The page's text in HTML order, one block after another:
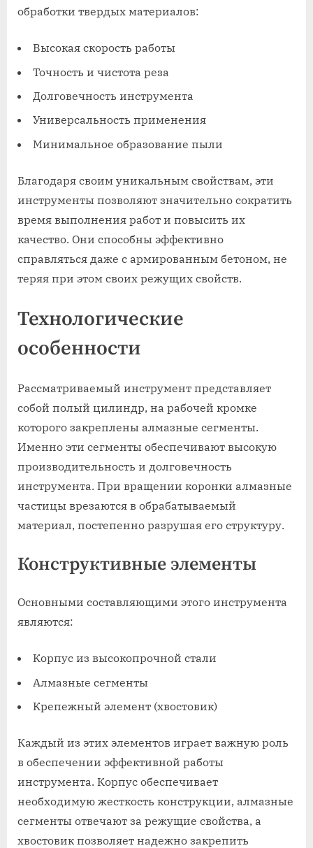
обработки твердых материалов:
Высокая скорость работы
Точность и чистота реза
Долговечность инструмента
Универсальность применения
Минимальное образование пыли
Благодаря своим уникальным свойствам, эти
инструменты позволяют значительно сократить
время выполнения работ и повысить их
качество. Они способны эффективно
справляться даже с армированным бетоном, не
теряя при этом своих режущих свойств.
Технологические
особенности
Рассматриваемый инструмент представляет
собой полый цилиндр, на рабочей кромке
которого закреплены алмазные сегменты.
Именно эти сегменты обеспечивают высокую
производительность и долговечность
инструмента. При вращении коронки алмазные
частицы врезаются в обрабатываемый
материал, постепенно разрушая его структуру.
Конструктивные элементы
Основными составляющими этого инструмента
являются:
Корпус из высокопрочной стали
Алмазные сегменты
Крепежный элемент (хвостовик)
Каждый из этих элементов играет важную роль
в обеспечении эффективной работы
инструмента. Корпус обеспечивает
необходимую жесткость конструкции, алмазные
сегменты отвечают за режущие свойства, а
хвостовик позволяет надежно закрепить